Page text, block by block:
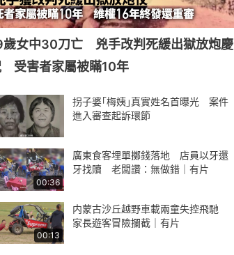
歲女中30刀亡 兇手改判死緩出獄放炮慶
受害者家屬被瞞10年
拐子婆｢梅姨｣真實姓名首曝光 案件
進入審查起訴環節
00:36
廣東食客埋單擲錢落地 店員以牙還
牙找贖 老闆讚：無做錯｜有片
00:13
内蒙古沙丘越野車載兩童失控飛馳
家長遊客冒險攔截｜有片